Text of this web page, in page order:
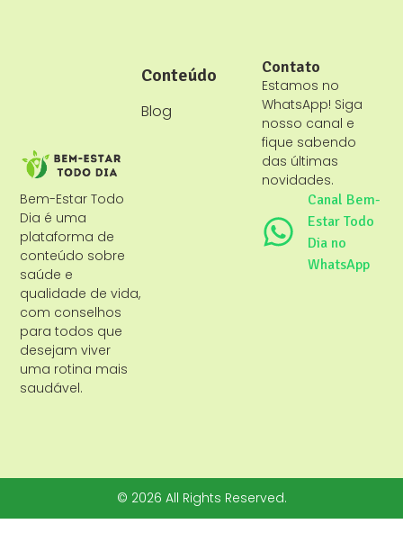
Bem-Estar Todo
Dia é uma
plataforma de
conteúdo sobre
saúde e
qualidade de vida,
com conselhos
para todos que
desejam viver
uma rotina mais
saudável.
Conteúdo
Blog
Contato
Estamos no
WhatsApp! Siga
nosso canal e
fique sabendo
das últimas
novidades.
Canal Bem-
Estar Todo
Dia no
WhatsApp
© 2026 All Rights Reserved.